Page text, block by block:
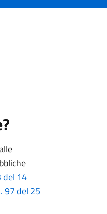
alle
del 14
97 del 25